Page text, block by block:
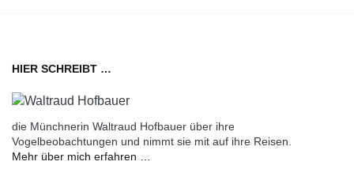
HIER SCHREIBT …
die Münchnerin Waltraud Hofbauer über ihre
Vogelbeobachtungen und nimmt sie mit auf ihre Reisen.
Mehr über mich erfahren …